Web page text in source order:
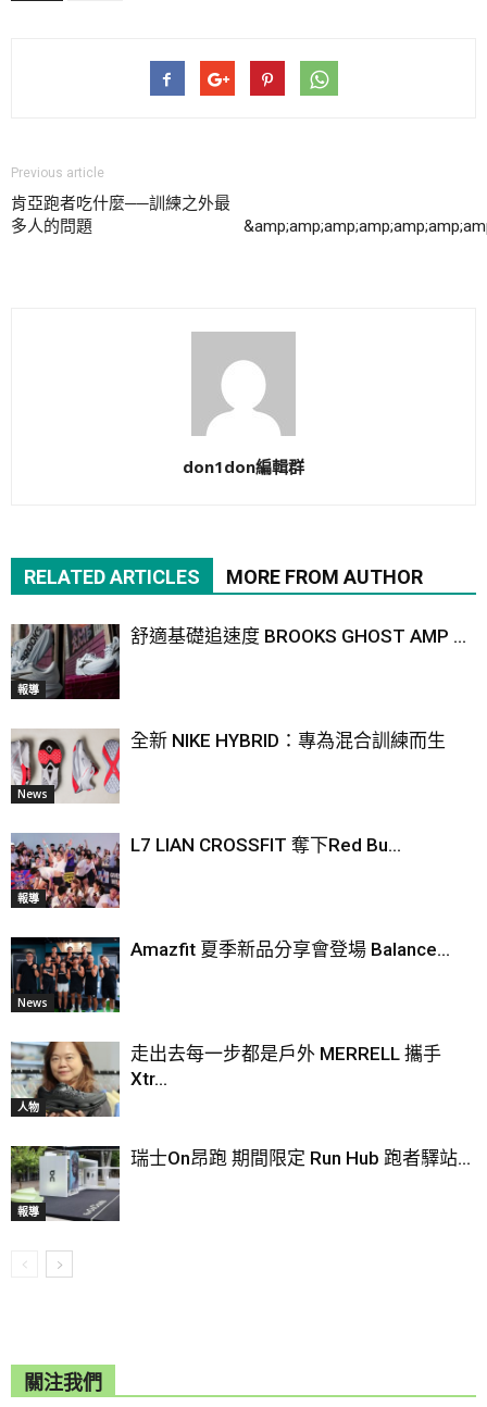
Previous article
肯亞跑者吃什麼──訓練之外最
多人的問題
don1don編輯群
RELATED ARTICLES MORE FROM AUTHOR
報導
舒適基礎追速度 BROOKS GHOST AMP ...
News
全新 NIKE HYBRID：專為混合訓練而生
報導
L7 LIAN CROSSFIT 奪下Red Bu...
News
Amazfit 夏季新品分享會登場 Balance...
人物
走出去每一步都是戶外 MERRELL 攜手
Xtr...
報導
瑞士On昂跑 期間限定 Run Hub 跑者驛站...
關注我們